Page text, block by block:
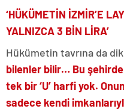
‘HÜKÜMETİN İZMİR’E
YALNIZCA 3 BİN LİRA’
Hükümetin tavrına da
bilenler bilir… Bu şehirde
tek bir ‘U’ harfi yok.
sadece kendi